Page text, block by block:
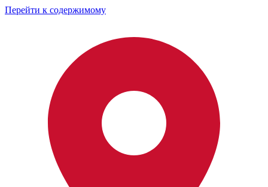
Перейти к содержимому